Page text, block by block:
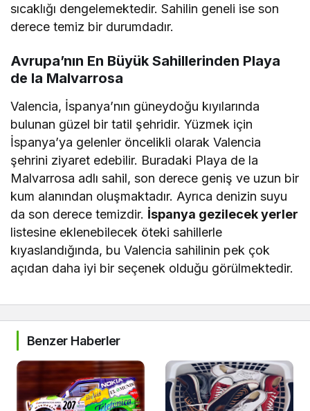
sıcaklığı dengelemektedir. Sahilin geneli ise son
derece temiz bir durumdadır.
Avrupa’nın En Büyük Sahillerinden Playa
de la Malvarrosa
Valencia, İspanya’nın güneydoğu kıyılarında
bulunan güzel bir tatil şehridir. Yüzmek için
İspanya’ya gelenler öncelikli olarak Valencia
şehrini ziyaret edebilir. Buradaki Playa de la
Malvarrosa adlı sahil, son derece geniş ve uzun bir
kum alanından oluşmaktadır. Ayrıca denizin suyu
da son derece temizdir. İspanya gezilecek yerler
listesine eklenebilecek öteki sahillerle
kıyaslandığında, bu Valencia sahilinin pek çok
açıdan daha iyi bir seçenek olduğu görülmektedir.
Benzer Haberler